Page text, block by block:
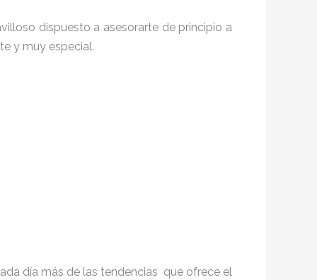
dispuesto a asesorarte de principio a
y muy especial.
día más de las tendencias que ofrece el